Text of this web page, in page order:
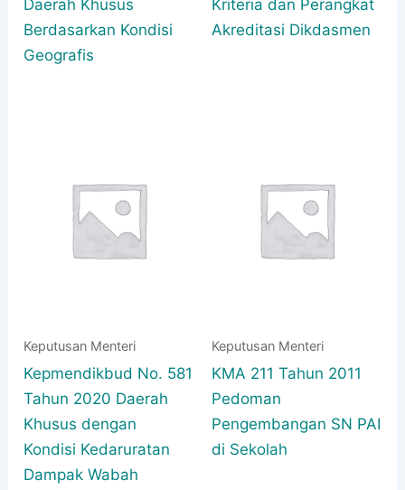
Daerah Khusus
Berdasarkan Kondisi
Geografis
Kriteria dan Perangkat
Akreditasi Dikdasmen
Keputusan Menteri
Kepmendikbud No. 581
Tahun 2020 Daerah
Khusus dengan
Kondisi Kedaruratan
Dampak Wabah
Keputusan Menteri
KMA 211 Tahun 2011
Pedoman
Pengembangan SN PAI
di Sekolah